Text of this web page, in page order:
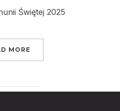
Świętej 2025
MORE